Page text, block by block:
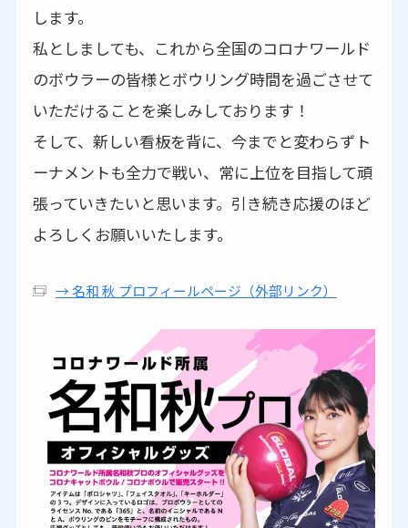
します。
私としましても、これから全国のコロナワールド
のボウラーの皆様とボウリング時間を過ごさせて
いただけることを楽しみしております！
そして、新しい看板を背に、今までと変わらずト
ーナメントも全力で戦い、常に上位を目指して頑
張っていきたいと思います。引き続き応援のほど
よろしくお願いいたします。
→ 名和 秋 プロフィールページ（外部リンク）